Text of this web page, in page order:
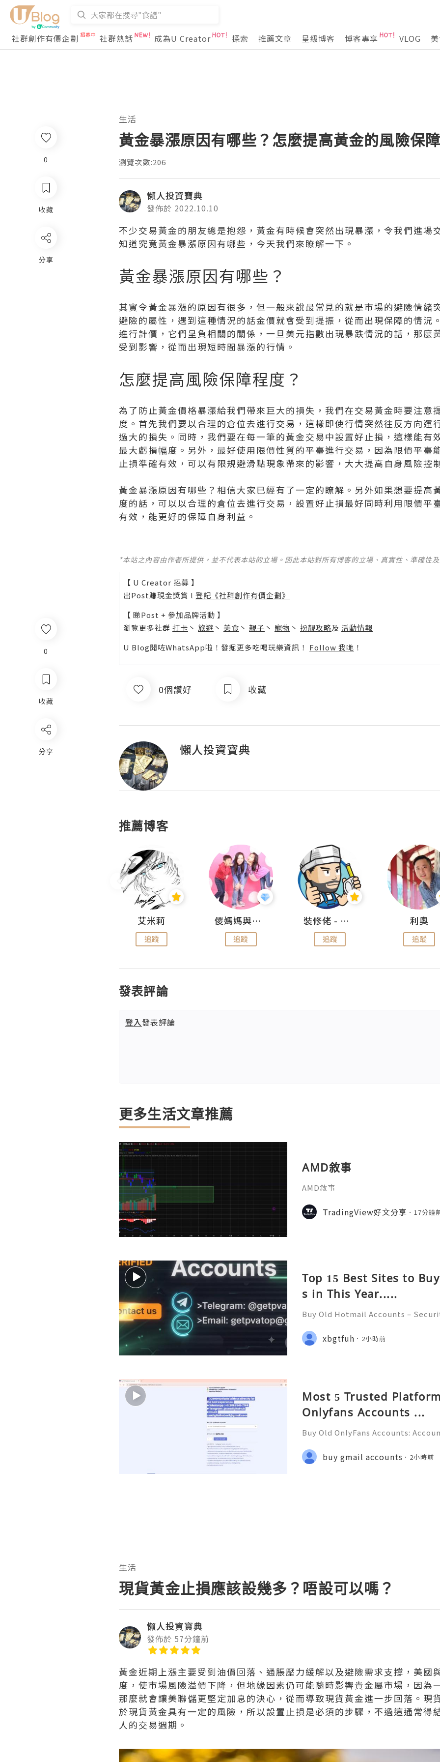
社群創作有價企劃 社群熱話 成為U Creator 探索 推薦文章 星級博客 博客專享 VLOG
0
收藏
分享
生活
黃金暴漲原因有哪些？怎麼提高黃金的風險保
瀏覽次數:206
懶人投資寶典
發佈於 2022.10.10
不少交易黃金的朋友總是抱怨，黃金有時候會突然出現暴漲，令我們進場
知道究竟黃金暴漲原因有哪些，今天我們來瞭解一下。
黃金暴漲原因有哪些？
其實令黃金暴漲的原因有很多，但一般來說最常見的就是市場的避險情緒
避險的屬性，遇到這種情況的話金價就會受到提振，從而出現保障的情況
進行計價，它們呈負相關的關係，一旦美元指數出現暴跌情況的話，那麼
受到影響，從而出現短時間暴漲的行情。
怎麼提高風險保障程度？
為了防止黃金價格暴漲給我們帶來巨大的損失，我們在交易黃金時要注意
度。首先我們要以合理的倉位去進行交易，這樣即使行情突然往反方向運
過大的損失。同時，我們要在每一筆的黃金交易中設置好止損，這樣能有
最大虧損幅度。另外，最好使用限價性質的平臺進行交易，因為限價平臺
止損準確有效，可以有限規避滑點現象帶來的影響，大大提高自身風險控
黃金暴漲原因有哪些？相信大家已經有了一定的瞭解。另外如果想要提高
度的話，可以以合理的倉位去進行交易，設置好止損最好同時利用限價平
有效，能更好的保障自身利益。
*本站之內容由作者所提供，並不代表本站的立場。因此本站對所有博客的立場、真實性、準確性
【 U Creator 招募 】
出Post賺現金獎賞 l 登記《社群創作有價企劃》
【 睇Post + 參加品牌活動 】
瀏覽更多社群 打卡 丶 旅遊 丶 美食 丶 親子 丶 寵物 丶 扮靚攻略及 活動情報
U Blog開咗WhatsApp啦！發掘更多吃喝玩樂資訊！ Follow 我哋 ！
0個讚好 收藏
懶人投資寶典
推薦博客
艾米莉
追蹤
儍媽媽與兩隻小魔怪之家
追蹤
裝修佬 - 香港一站式網上裝修平台
追蹤
利奧
追蹤
發表評論
登入發表評論
更多生活文章推薦
AMD敘事
AMD敘事
TradingView好文分享 17分鐘
Top 15 Best Sites to
s in This Year.....
Buy Old Hotmail Accounts –
STANT REPLY GUARANTEED
pvatop ⚡️📢👤🔔 Telegram
xbgtfuh 2小時前
Most 5 Trusted
Onlyfans Accounts ...
Buy Old OnlyFans Accounts:
💎💲💫🌐✨💎Fast & Reliable 24/7
🌐✨💎WhatsApp :+1 (506) 541-7768
buy gmail accounts 2小時前
0
收藏
分享
生活
現貨黃金止損應該設幾多？唔設可以嗎？
懶人投資寶典
發佈於 57分鐘前
黃金近期上漲主要受到油價回落、通脹壓力緩解以及避險需求支撐，美國
度，使市場風險溢價下降，但地緣因素仍可能隨時影響貴金屬市場，因為
那麼就會讓美聯儲更堅定加息的決心，從而導致現貨黃金進一步回落。現
於現貨黃金具有一定的風險，所以設置止損是必須的步驟，不過這通常得
人的交易週期。